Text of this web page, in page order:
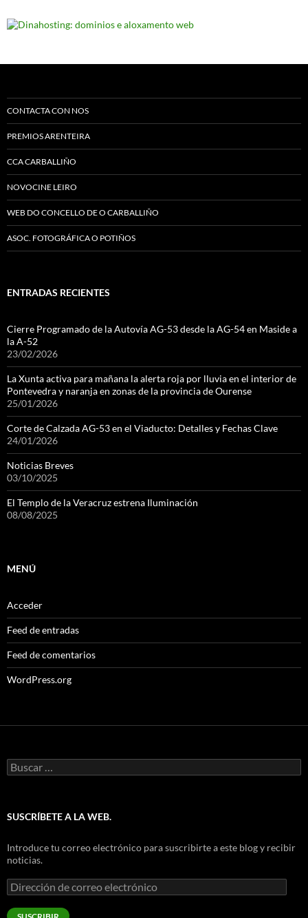
CONTACTA CON NOS
PREMIOS ARENTEIRA
CCA CARBALLIÑO
NOVOCINE LEIRO
WEB DO CONCELLO DE O CARBALLIÑO
ASOC. FOTOGRÁFICA O POTIÑOS
ENTRADAS RECIENTES
Cierre Programado de la Autovía AG-53 desde la AG-54 en Maside a
la A-52
23/02/2026
La Xunta activa para mañana la alerta roja por lluvia en el interior de
Pontevedra y naranja en zonas de la provincia de Ourense
25/01/2026
Corte de Calzada AG-53 en el Viaducto: Detalles y Fechas Clave
24/01/2026
Noticias Breves
03/10/2025
El Templo de la Veracruz estrena Iluminación
08/08/2025
MENÚ
Acceder
Feed de entradas
Feed de comentarios
WordPress.org
Buscar:
SUSCRÍBETE A LA WEB.
Introduce tu correo electrónico para suscribirte a este blog y recibir
noticias.
Dirección
de
correo